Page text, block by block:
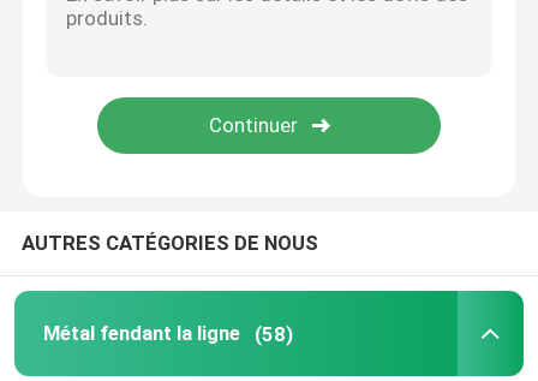
AUTRES CATÉGORIES DE NOUS
Métal fendant la ligne (58)